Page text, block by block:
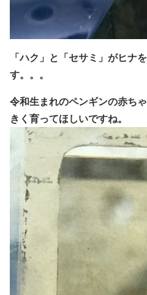
「ハク」と「セサミ」がヒナ
す。。。
令和生まれのペンギンの赤ち
きく育ってほしいですね。